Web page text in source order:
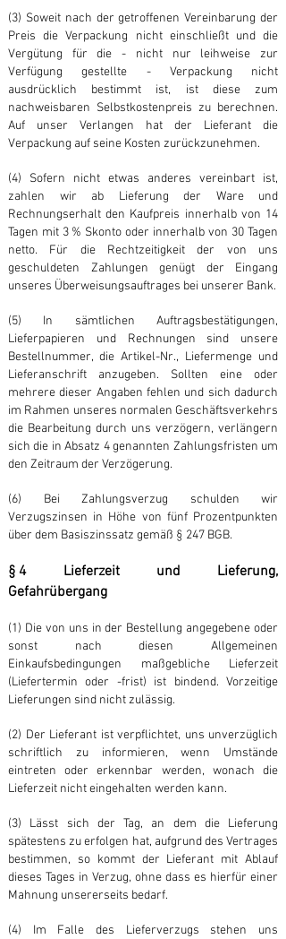
(3) Soweit nach der getroffenen Vereinbarung der
Preis die Verpackung nicht einschließt und die
Vergütung für die - nicht nur leihweise zur
Verfügung gestellte - Verpackung nicht
ausdrücklich bestimmt ist, ist diese zum
nachweisbaren Selbstkostenpreis zu berechnen.
Auf unser Verlangen hat der Lieferant die
Verpackung auf seine Kosten zurückzunehmen.
(4) Sofern nicht etwas anderes vereinbart ist,
zahlen wir ab Lieferung der Ware und
Rechnungserhalt den Kaufpreis innerhalb von 14
Tagen mit 3 % Skonto oder innerhalb von 30 Tagen
netto. Für die Rechtzeitigkeit der von uns
geschuldeten Zahlungen genügt der Eingang
unseres Überweisungsauftrages bei unserer Bank.
(5) In sämtlichen Auftragsbestätigungen,
Lieferpapieren und Rechnungen sind unsere
Bestellnummer, die Artikel-Nr., Liefermenge und
Lieferanschrift anzugeben. Sollten eine oder
mehrere dieser Angaben fehlen und sich dadurch
im Rahmen unseres normalen Geschäftsverkehrs
die Bearbeitung durch uns verzögern, verlängern
sich die in Absatz 4 genannten Zahlungsfristen um
den Zeitraum der Verzögerung.
(6) Bei Zahlungsverzug schulden wir
Verzugszinsen in Höhe von fünf Prozentpunkten
über dem Basiszinssatz gemäß § 247 BGB.
§ 4 Lieferzeit und Lieferung,
Gefahrübergang
(1) Die von uns in der Bestellung angegebene oder
sonst nach diesen Allgemeinen
Einkaufsbedingungen maßgebliche Lieferzeit
(Liefertermin oder -frist) ist bindend. Vorzeitige
Lieferungen sind nicht zulässig.
(2) Der Lieferant ist verpflichtet, uns unverzüglich
schriftlich zu informieren, wenn Umstände
eintreten oder erkennbar werden, wonach die
Lieferzeit nicht eingehalten werden kann.
(3) Lässt sich der Tag, an dem die Lieferung
spätestens zu erfolgen hat, aufgrund des Vertrages
bestimmen, so kommt der Lieferant mit Ablauf
dieses Tages in Verzug, ohne dass es hierfür einer
Mahnung unsererseits bedarf.
(4) Im Falle des Lieferverzugs stehen uns